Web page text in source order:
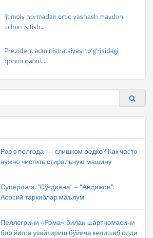
Ijtimoiy normadan ortiq yashash maydoni
uchun isitish...
Prezident administratsiyasi to‘g‘risidagi
qonun qabul...
Раз в полгода — слишком редко? Как часто
нужно чистить стиральную машину
Суперлига. "Сўғдиёна" – "Андижон":
Асосий таркиблар маълум
Пеллегрини «Рома» билан шартномасини
бир йилга узайтириш бўйича келишиб олди